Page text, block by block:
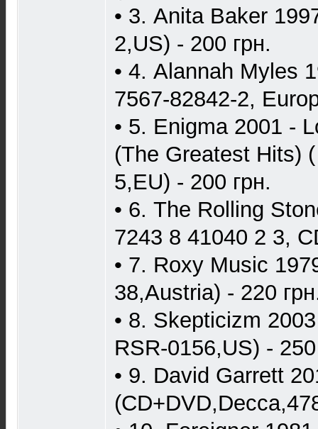
• 3. Anita Baker
2,US) - 200 грн.
• 4. Alannah Myles
7567-82842-2,
• 5. Enigma 2001 -
(The Greatest Hits)
5,EU) - 200 грн.
• 6. The Rolling
7243 8 41040 2 3,
• 7. Roxy Music
38,Austria) - 220
• 8. Skepticizm
RSR-0156,US) -
• 9. David Garrett